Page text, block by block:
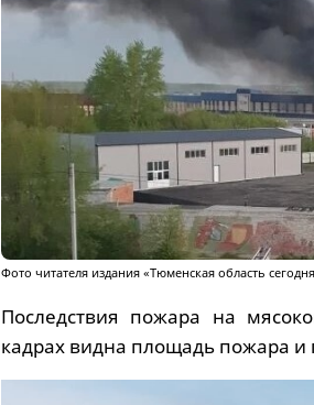
Фото читателя издания «Тюменская область
Последствия пожара на
кадрах видна площадь пожара и